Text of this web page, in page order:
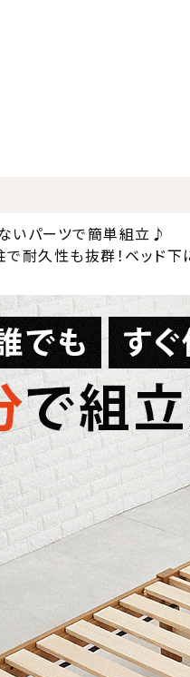
いパーツで簡単組立♪
耐久性も抜群！ベッド